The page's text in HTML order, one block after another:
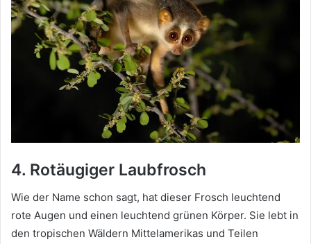
4. Rotäugiger Laubfrosch
Wie der Name schon sagt, hat dieser Frosch leuchtend
rote Augen und einen leuchtend grünen Körper. Sie lebt in
den tropischen Wäldern Mittelamerikas und Teilen